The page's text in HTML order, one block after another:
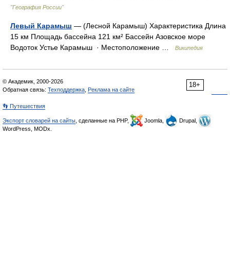
"География России"
Левый Карамыш — (Лесной Карамыш) Характеристика Длина
15 км Площадь бассейна 121 км² Бассейн Азовское море
Водоток Устье Карамыш · Местоположение …
Википедия
18+
© Академик, 2000-2026
Обратная связь: Техподдержка Реклама на сайте
👣 Путешествия
Экспорт словарей на сайты , сделанные на PHP, Joomla,
Drupal,
WordPress, MODx.